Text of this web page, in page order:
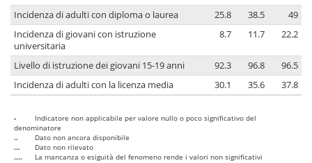
Incidenza di adulti con diploma o laurea 25.8 38.5
49
Incidenza di giovani con istruzione
universitaria
8.7 11.7 22.2
Livello di istruzione dei giovani 15-19 anni 92.3 96.8
96.5
Incidenza di adulti con la licenza media
30.1 35.6 37.8
-
Indicatore non applicabile per valore nullo o poco significativo del
denominatore
..
Dato non ancora disponibile
...
Dato non rilevato
....
La mancanza o esiguità del fenomeno rende i valori non significativi